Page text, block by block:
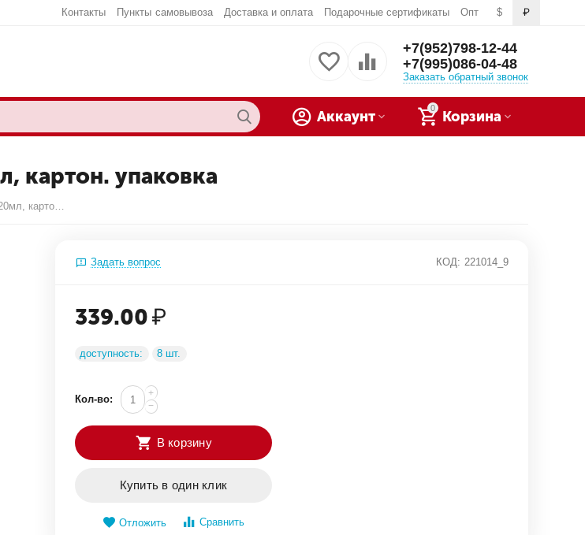
$ ₽
Контакты Пункты самовывоза Доставка и оплата Подарочные сертификаты Опт
+7(952)798-12-44
+7(995)086-04-48
Заказать обратный звонок
0
Корзина
Аккаунт
картон. упаковка
Гуашь Гамма "Пчелка", 09 цветов, 20мл, картон. упаковка
Задать вопрос КОД: 221014_9
339.00₽
доступность: 8 шт.
Кол-во:
+
−
В корзину
Купить в один клик
Отложить Сравнить